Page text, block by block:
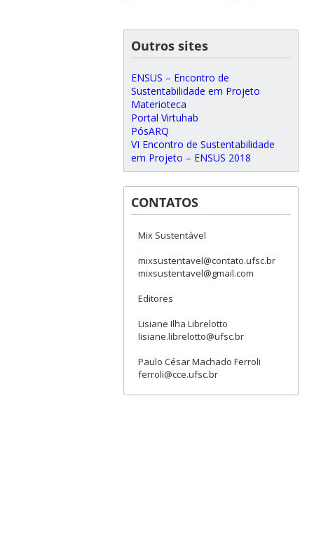
Outros sites
ENSUS – Encontro de
Sustentabilidade em Projeto
Materioteca
Portal Virtuhab
PósARQ
VI Encontro de Sustentabilidade
em Projeto – ENSUS 2018
CONTATOS
Mix Sustentável
mixsustentavel@contato.ufsc.br
mixsustentavel@gmail.com
Editores
Lisiane Ilha Librelotto
lisiane.librelotto@ufsc.br
Paulo César Machado Ferroli
ferroli@cce.ufsc.br